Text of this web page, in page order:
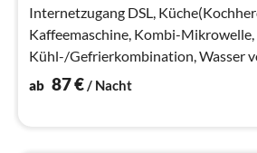
Internetzugang DSL,
Kaffeemaschine, Kombi-Mikrowelle,
Kühl-/Gefrierkombination, Wasser
Wohn-/Schlafzimmer(Herd(Holz))
ab 87€ / Nacht